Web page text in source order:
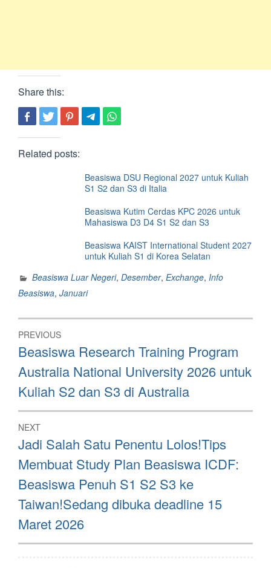
Share this:
Related posts:
Beasiswa DSU Regional 2027 untuk Kuliah
S1 S2 dan S3 di Italia
Beasiswa Kutim Cerdas KPC 2026 untuk
Mahasiswa D3 D4 S1 S2 dan S3
Beasiswa KAIST International Student 2027
untuk Kuliah S1 di Korea Selatan
Beasiswa Luar Negeri, Desember, Exchange, Info
Beasiswa, Januari
Post
navigation
PREVIOUS
Previous
post:
Beasiswa Research Training Program
Australia National University 2026 untuk
Kuliah S2 dan S3 di Australia
NEXT
Next
post:
Jadi Salah Satu Penentu Lolos!Tips
Membuat Study Plan Beasiswa ICDF:
Beasiswa Penuh S1 S2 S3 ke
Taiwan!Sedang dibuka deadline 15
Maret 2026